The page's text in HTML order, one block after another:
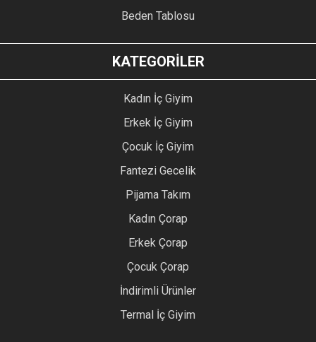
Beden Tablosu
KATEGORİLER
Kadın İç Giyim
Erkek İç Giyim
Çocuk İç Giyim
Fantezi Gecelik
Pijama Takım
Kadın Çorap
Erkek Çorap
Çocuk Çorap
İndirimli Ürünler
Termal İç Giyim